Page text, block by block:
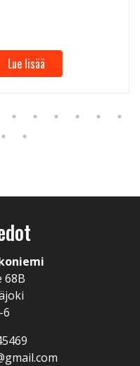
Lue lisää
68B
6